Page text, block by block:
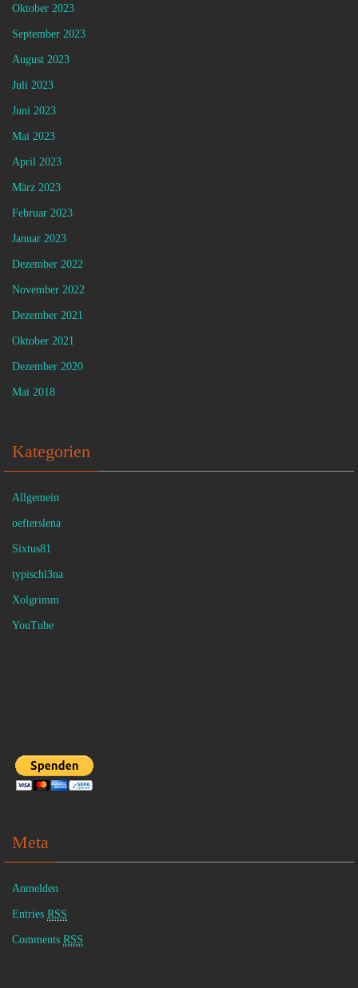
Oktober 2023
September 2023
August 2023
Juli 2023
Juni 2023
Mai 2023
April 2023
März 2023
Februar 2023
Januar 2023
Dezember 2022
November 2022
Dezember 2021
Oktober 2021
Dezember 2020
Mai 2018
Kategorien
Allgemein
oefterslena
Sixtus81
typischl3na
Xolgrimm
YouTube
Meta
Anmelden
Entries RSS
Comments RSS